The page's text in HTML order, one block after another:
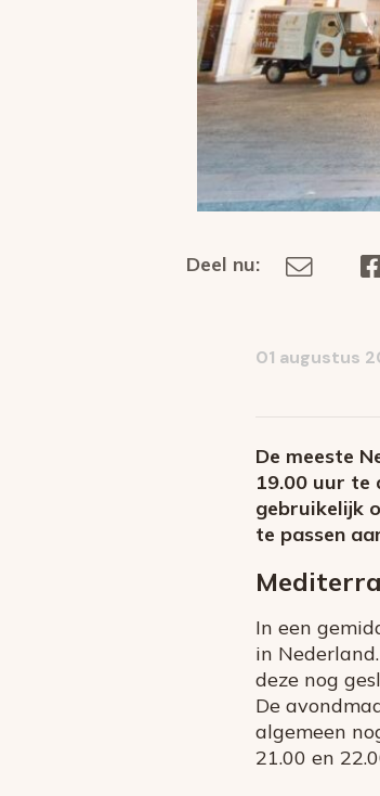
Deel
Deel nu:
mail
01 augustus
De meeste
19.00 uur te
gebruikelijk
te passen
In een
in
deze nog
De
algemeen
21.00 en